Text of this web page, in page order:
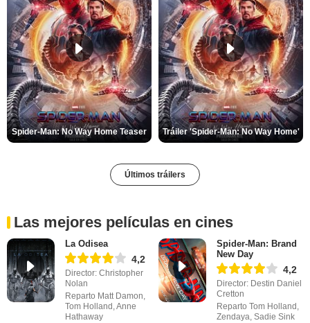
Spider-Man: No Way Home Teaser Tráiler 'Spider-Man: No Way Home'
Últimos tráilers
Las mejores películas en cines
La Odisea
4,2
Director: Christopher
Nolan
Reparto Matt Damon,
Tom Holland, Anne
Hathaway
Spider-Man: Brand
New Day
4,2
Director: Destin Daniel
Cretton
Reparto Tom Holland,
Zendaya, Sadie Sink